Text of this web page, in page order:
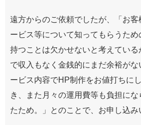
遠方からのご依頼でしたが、「お
ービス等について知ってもらうた
持つことは欠かせないと考えている
で収入もなく金銭的にまだ余裕が
ービス内容でHP制作をお値打ちに
き、また月々の運用費等も負担に
たため。」とのことで、お申し込み